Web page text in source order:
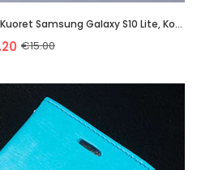
Kuori Samsung Galaxy S10 Lite, Kuoret Samsung Galaxy S10 Lite, Kotelo Samsung Galaxy S10 Lite Pellav
€15.00